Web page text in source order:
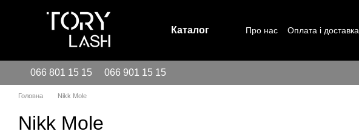
Каталог Про нас Оплата і доставка
066 801 15 15 066 901 15 15
Головна Nikk Mole
Nikk Mole